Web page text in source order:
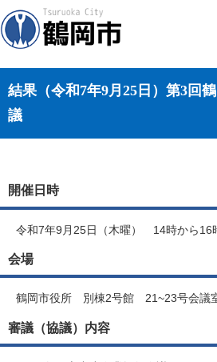
結果（令和7年9月25日）第3回
議
開催日時
令和7年9月25日（木曜） 14時から16
会場
鶴岡市役所 別棟2号館 21~23号会議
審議（協議）内容